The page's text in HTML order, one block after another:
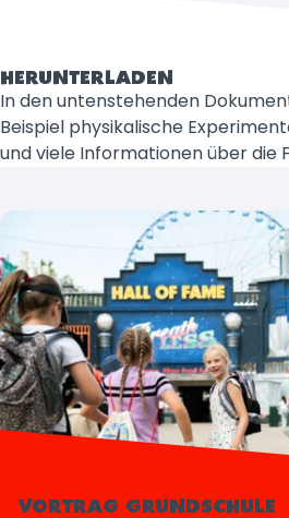
HERUNTERLADEN
In den untenstehenden
Beispiel physikalische
und viele Informationen über die
VORTRAG GRUNDSCHULE